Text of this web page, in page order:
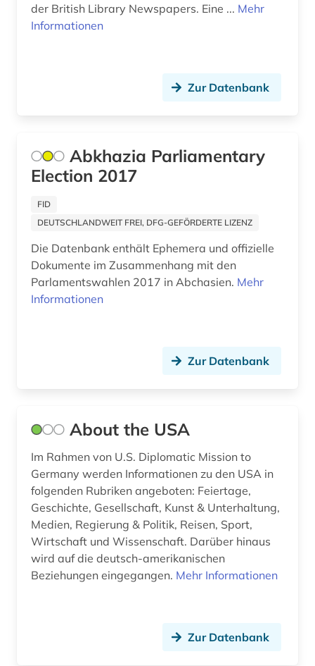
entwicklungspolitik (1)
ethnologie (1)
eu-mitgliedsstaaten (1)
eu-recht (1)
europa (6)
europäisches parlament (2)
exil (1)
exilpresse (1)
fachinformationsdienst (2)
feminismus (4)
der British Library Newspapers. Eine ... Mehr
Informationen
Zur Datenbank
Abkhazia Parliamentary
Election 2017
FID
DEUTSCHLANDWEIT FREI, DFG-GEFÖRDERTE LIZENZ
Die Datenbank enthält Ephemera und offizielle
Dokumente im Zusammenhang mit den
Parlamentswahlen 2017 in Abchasien. Mehr
Informationen
Zur Datenbank
About the USA
Im Rahmen von U.S. Diplomatic Mission to
Germany werden Informationen zu den USA in
folgenden Rubriken angeboten: Feiertage,
Geschichte, Gesellschaft, Kunst & Unterhaltung,
Medien, Regierung & Politik, Reisen, Sport,
Wirtschaft und Wissenschaft. Darüber hinaus
wird auf die deutsch-amerikanischen
Beziehungen eingegangen. Mehr Informationen
Zur Datenbank